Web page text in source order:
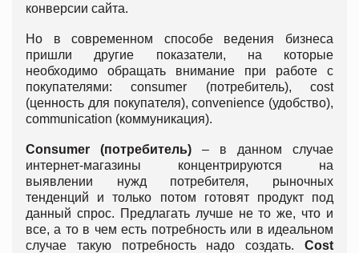
конверсии сайта.
Но в современном способе ведения бизнеса
пришли другие показатели, на которые
необходимо обращать внимание при работе с
покупателями: consumer (потребитель), cost
(ценность для покупателя), convenience (удобство),
communication (коммуникация).
Consumer (потребитель) – в данном случае
интернет-магазины концентрируются на
выявлении нужд потребителя, рыночных
тенденций и только потом готовят продукт под
данный спрос. Предлагать лучше не то же, что и
все, а то в чем есть потребность или в идеальном
случае такую потребность надо создать. Cost